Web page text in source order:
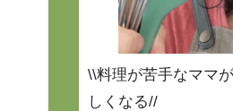
\\料理が苦手なママ
しくなる//